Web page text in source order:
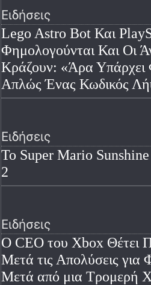
Ειδήσεις
Lego Astro Bot Και
Φημολογούνται Και Οι
Κράζουν: «Άρα Υπάρχει
Απλώς Ένας Κωδικός
Ειδήσεις
Το Super Mario Sunshine
2
Ειδήσεις
Ο CEO του Xbox Θέτει
Μετά τις Απολύσεις για
Μετά από μια Τρομερή